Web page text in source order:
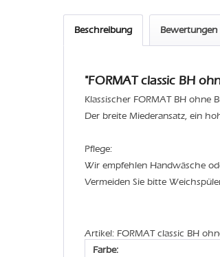
Beschreibung Bewertungen
"FORMAT classic BH
Klassischer FORMAT BH ohne
Der breite Miederansatz, ein
Pflege:
Wir empfehlen Handwäsche
Vermeiden Sie bitte
Artikel: FORMAT classic BH
Farbe: